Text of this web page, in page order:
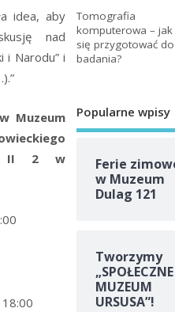
idea, aby
nad
i Narodu” i
Muzeum
II 2 w
Tomografia
komputerowa – jak
się przygotować do
badania?
Popularne wpisy
Ferie
w Muzeum
Dulag 121
Tworzymy
„SPOŁECZNE
MUZEUM
URSUSA”!